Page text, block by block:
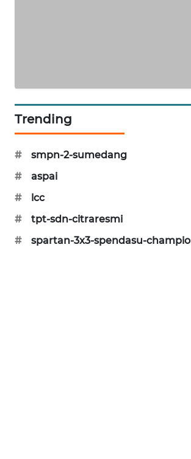
Trending
#
smpn-2-sumedang
#
aspai
#
lcc
#
tpt-sdn-citraresmi
#
spartan-3x3-spendasu-